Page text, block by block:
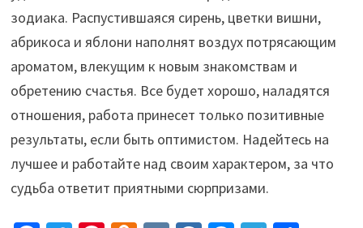
зодиака. Распустившаяся сирень, цветки вишни,
абрикоса и яблони наполнят воздух потрясающим
ароматом, влекущим к новым знакомствам и
обретению счастья. Все будет хорошо, наладятся
отношения, работа принесет только позитивные
результаты, если быть оптимистом. Надейтесь на
лучшее и работайте над своим характером, за что
судьба ответит приятными сюрпризами.